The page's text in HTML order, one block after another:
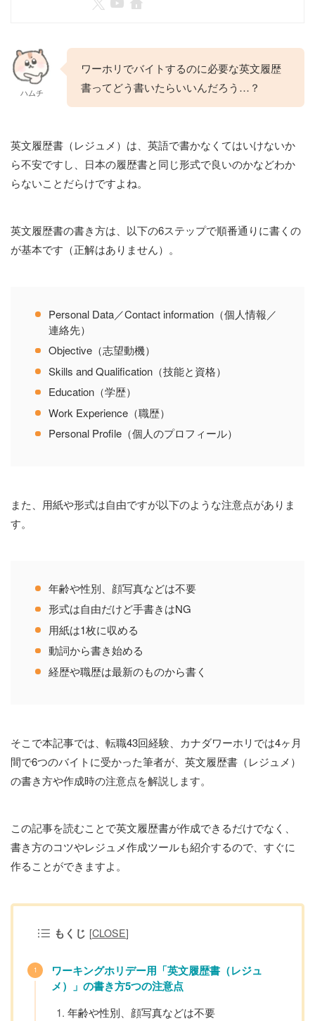
ハムチ
ワーホリでバイトするのに必要な英文履歴
書ってどう書いたらいいんだろう…？
英文履歴書（レジュメ）は、英語で書かなくてはいけないか
ら不安ですし、日本の履歴書と同じ形式で良いのかなどわか
らないことだらけですよね。
英文履歴書の書き方は、以下の6ステップで順番通りに書くの
が基本です（正解はありません）。
Personal Data／Contact information（個人情報／
連絡先）
Objective（志望動機）
Skills and Qualification（技能と資格）
Education（学歴）
Work Experience（職歴）
Personal Profile（個人のプロフィール）
また、用紙や形式は自由ですが以下のような注意点がありま
す。
年齢や性別、顔写真などは不要
形式は自由だけど手書きはNG
用紙は1枚に収める
動詞から書き始める
経歴や職歴は最新のものから書く
そこで本記事では、転職43回経験、カナダワーホリでは4ヶ月
間で6つのバイトに受かった筆者が、英文履歴書（レジュメ）
の書き方や作成時の注意点を解説します。
この記事を読むことで英文履歴書が作成できるだけでなく、
書き方のコツやレジュメ作成ツールも紹介するので、すぐに
作ることができますよ。
もくじ [CLOSE]
ワーキングホリデー用「英文履歴書（レジュ
メ）」の書き方5つの注意点
年齢や性別、顔写真などは不要